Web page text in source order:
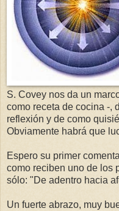
S. Covey nos da un
como receta de cocina -,
reflexión y de como
Obviamente habrá que
Espero su primer
como reciben uno de los
sólo: "De adentro hacia
Un fuerte abrazo, muy